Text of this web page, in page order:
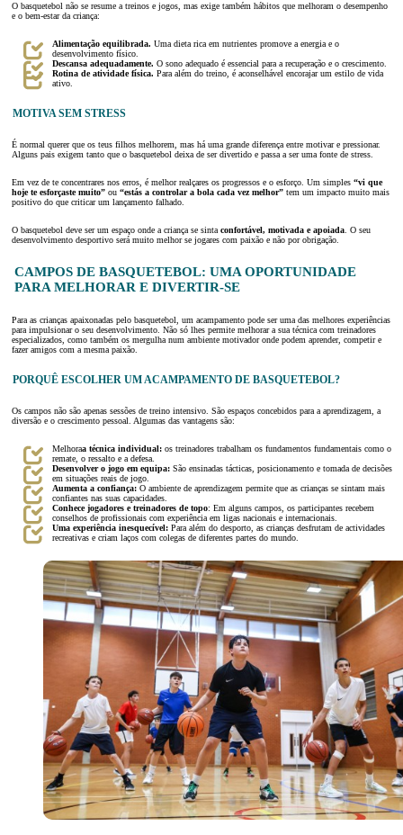
O basquetebol não se resume a treinos e jogos, mas exige também hábitos que melhoram o desempenho
e o bem-estar da criança:
Alimentação equilibrada. Uma dieta rica em nutrientes promove a energia e o
desenvolvimento físico.
Descansa adequadamente. O sono adequado é essencial para a recuperação e o crescimento.
Rotina de atividade física. Para além do treino, é aconselhável encorajar um estilo de vida
ativo.
MOTIVA SEM STRESS
É normal querer que os teus filhos melhorem, mas há uma grande diferença entre motivar e pressionar.
Alguns pais exigem tanto que o basquetebol deixa de ser divertido e passa a ser uma fonte de stress.
Em vez de te concentrares nos erros, é melhor realçares os progressos e o esforço. Um simples “vi que
hoje te esforçaste muito” ou “estás a controlar a bola cada vez melhor” tem um impacto muito mais
positivo do que criticar um lançamento falhado.
O basquetebol deve ser um espaço onde a criança se sinta confortável, motivada e apoiada . O seu
desenvolvimento desportivo será muito melhor se jogares com paixão e não por obrigação.
CAMPOS DE BASQUETEBOL: UMA OPORTUNIDADE
PARA MELHORAR E DIVERTIR-SE
Para as crianças apaixonadas pelo basquetebol, um acampamento pode ser uma das melhores experiências
para impulsionar o seu desenvolvimento. Não só lhes permite melhorar a sua técnica com treinadores
especializados, como também os mergulha num ambiente motivador onde podem aprender, competir e
fazer amigos com a mesma paixão.
PORQUÊ ESCOLHER UM ACAMPAMENTO DE BASQUETEBOL?
Os campos não são apenas sessões de treino intensivo. São espaços concebidos para a aprendizagem, a
diversão e o crescimento pessoal. Algumas das vantagens são:
Melhoraa técnica individual: os treinadores trabalham os fundamentos fundamentais como o
remate, o ressalto e a defesa.
Desenvolver o jogo em equipa: São ensinadas tácticas, posicionamento e tomada de decisões
em situações reais de jogo.
Aumenta a confiança: O ambiente de aprendizagem permite que as crianças se sintam mais
confiantes nas suas capacidades.
Conhece jogadores e treinadores de topo: Em alguns campos, os participantes recebem
conselhos de profissionais com experiência em ligas nacionais e internacionais.
Uma experiência inesquecível: Para além do desporto, as crianças desfrutam de actividades
recreativas e criam laços com colegas de diferentes partes do mundo.